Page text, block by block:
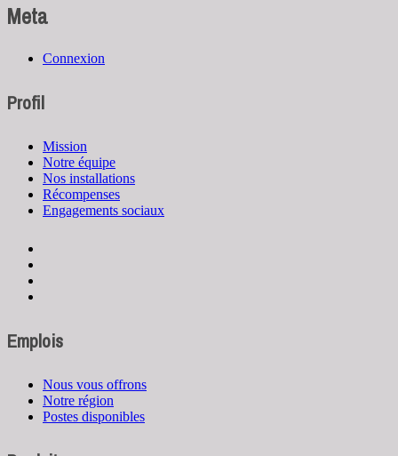
Meta
Connexion
Profil
Mission
Notre équipe
Nos installations
Récompenses
Engagements sociaux
Emplois
Nous vous offrons
Notre région
Postes disponibles